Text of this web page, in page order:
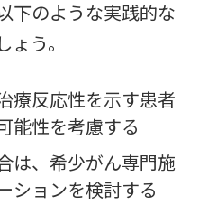
下のような実践的な
う。
療反応性を示す患者
能性を考慮する
は、希少がん専門施
ションを検討する